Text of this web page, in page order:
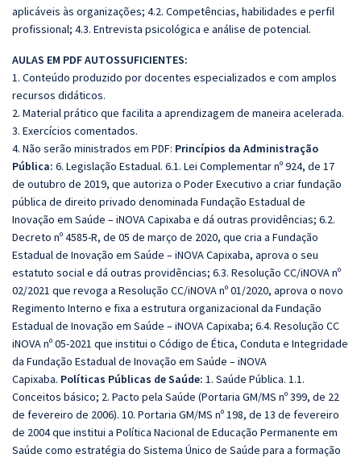
aplicáveis às organizações; 4.2. Competências, habilidades e perfil
profissional; 4.3. Entrevista psicológica e análise de potencial.
AULAS EM PDF AUTOSSUFICIENTES:
1. Conteúdo produzido por docentes especializados e com amplos
recursos didáticos.
2. Material prático que facilita a aprendizagem de maneira acelerada.
3. Exercícios comentados.
4. Não serão ministrados em PDF: Princípios da Administração
Pública: 6. Legislação Estadual. 6.1. Lei Complementar nº 924, de 17
de outubro de 2019, que autoriza o Poder Executivo a criar fundação
pública de direito privado denominada Fundação Estadual de
Inovação em Saúde – iNOVA Capixaba e dá outras providências; 6.2.
Decreto nº 4585-R, de 05 de março de 2020, que cria a Fundação
Estadual de Inovação em Saúde – iNOVA Capixaba, aprova o seu
estatuto social e dá outras providências; 6.3. Resolução CC/iNOVA nº
02/2021 que revoga a Resolução CC/iNOVA nº 01/2020, aprova o novo
Regimento Interno e fixa a estrutura organizacional da Fundação
Estadual de Inovação em Saúde – iNOVA Capixaba; 6.4. Resolução CC
iNOVA nº 05-2021 que institui o Código de Ética, Conduta e Integridade
da Fundação Estadual de Inovação em Saúde – iNOVA
Capixaba. Políticas Públicas de Saúde: 1. Saúde Pública. 1.1.
Conceitos básico; 2. Pacto pela Saúde (Portaria GM/MS nº 399, de 22
de fevereiro de 2006). 10. Portaria GM/MS nº 198, de 13 de fevereiro
de 2004 que institui a Política Nacional de Educação Permanente em
Saúde como estratégia do Sistema Único de Saúde para a formação